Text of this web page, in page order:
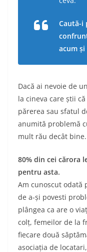
Caută-i
acum
Dacă ai nevoie de
la cineva care știi
părerea sau sfatul
anumită problemă
mult rău decât bine.
80% din cei cărora
pentru asta.
Am cunoscut odată
de a-și povesti
plângea ca are o
colț, femeilor de la
fiecare două
asociația de